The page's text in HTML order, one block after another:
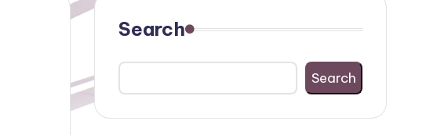
Search
Search